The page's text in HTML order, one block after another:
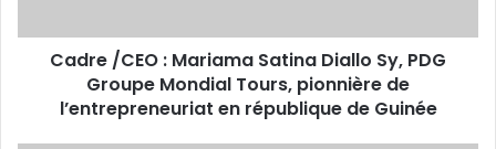
Mondial
Tours,Cadre /CEO : Mariama Satina Diallo Sy, PDG
Groupe Mondial Tours, pionnière de
l’entrepreneuriat en république de Guinée